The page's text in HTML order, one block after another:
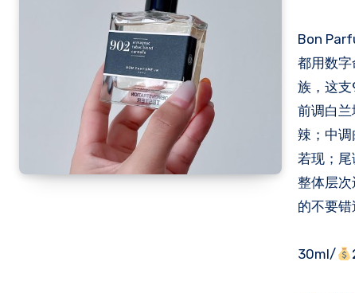
Bon
都用数
族，这支
前调白
辣；中
若现；尾
整体层
的不要错
30ml/